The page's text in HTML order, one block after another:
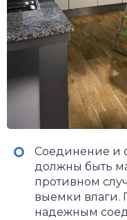
Соединение и
должны быть
противном
выемки влаги.
надежным